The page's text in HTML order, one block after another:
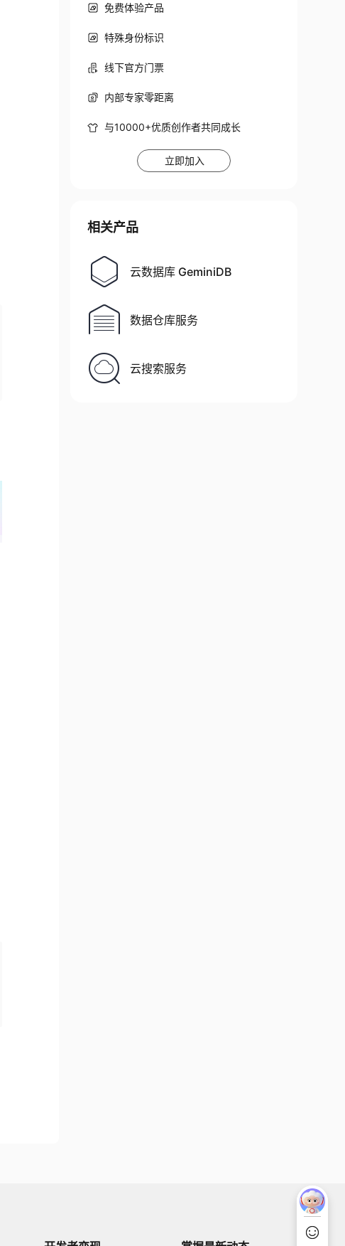
免费体验产品
特殊身份标识
线下官方门票
内部专家零距离
与10000+优质创作者共同成长
立即加入
相关产品
云数据库 GeminiDB
数据仓库服务
云搜索服务